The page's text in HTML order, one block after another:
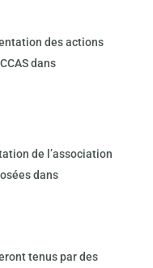
des actions
dans
de l’association
dans
tenus par des